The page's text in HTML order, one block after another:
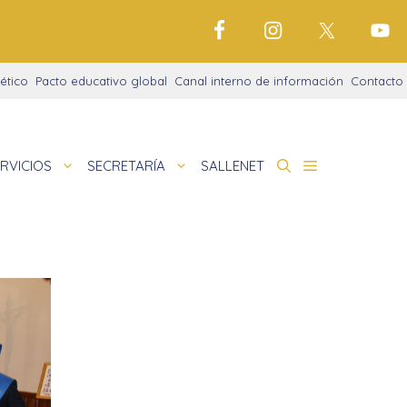
Pacto educativo global Canal interno de información Contacto
didácticas
justo
SECRETARÍA SALLENET